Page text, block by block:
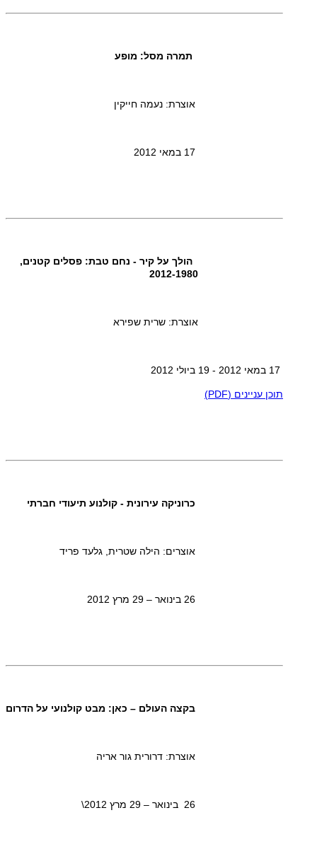
תמרה מסל: מופע
אוצרת: נעמה חייקין
הולך על קיר - נחם טבת: פסלים קטנים,
2012-1980
אוצרת: שרית שפירא
תוכן עניינים (PDF)
כרוניקה עירונית - קולנוע תיעודי חברתי
אוצרים: הילה שטרית, גלעד פריד
בקצה העולם – כאן: מבט קולנועי על הדרום
אוצרת: דרורית גור אריה